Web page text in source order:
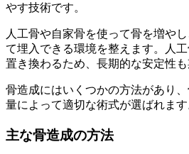
やす技術です。
人工骨や自家骨を使って骨を増や
て埋入できる環境を整えます。人
置き換わるため、長期的な安定性も
骨造成にはいくつかの方法があり
量によって適切な術式が選ばれます
主な骨造成の方法